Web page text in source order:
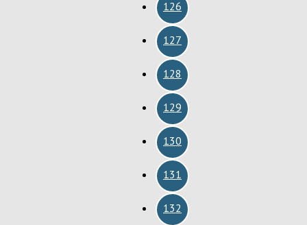
126
127
128
129
130
131
132